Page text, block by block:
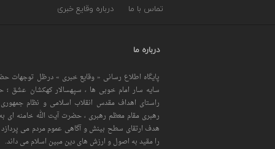
تماس با ما درباره وقایع خبری
درباره ما
پایگاه اطلاع رسانی « وقایع خبری » درظل توجهات
سایه سار امام خوبی ها ، سپهسالار کهکشان عشق
راستای اهداف مقدس انقلاب اسلامی و نظام
رهبری مقام معظم رهبری ، حضرت آیت الله خامنه ای
هدف ارتقای سطح بینش و آگاهی عموم مردم می
را مقید به اصول و ارزش های دین مبین اسلام می داند.